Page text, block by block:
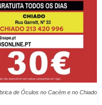
de Óculos no Cacém e no Chiado